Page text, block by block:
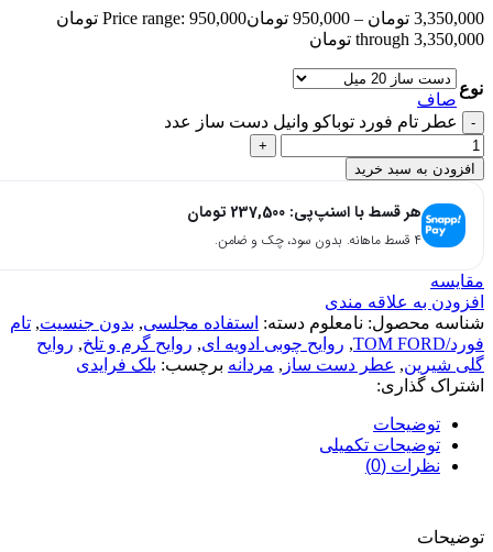
3,350,000 تومان –
950,000 تومان
Price range: 950,000 تومان
through 3,350,000 تومان
نوع
صاف
عطر تام فورد توباکو وانیل دست ساز عدد
افزودن به سبد خرید
هر قسط با اسنپ‌پی: 237,500 تومان
۴ قسط ماهانه. بدون سود، چک و ضامن.
مقایسه
افزودن به علاقه مندی
شناسه محصول: نامعلوم دسته: استفاده مجلسی, بدون جنسیت, تام
فورد/TOM FORD
, روایح چوبی ادویه ای, روایح گرم و تلخ, روایح
گلی شیرین, عطر دست ساز , مردانه برچسب: بلک فرایدی
اشتراک گذاری:
توضیحات
توضیحات تکمیلی
نظرات (0)
توضیحات